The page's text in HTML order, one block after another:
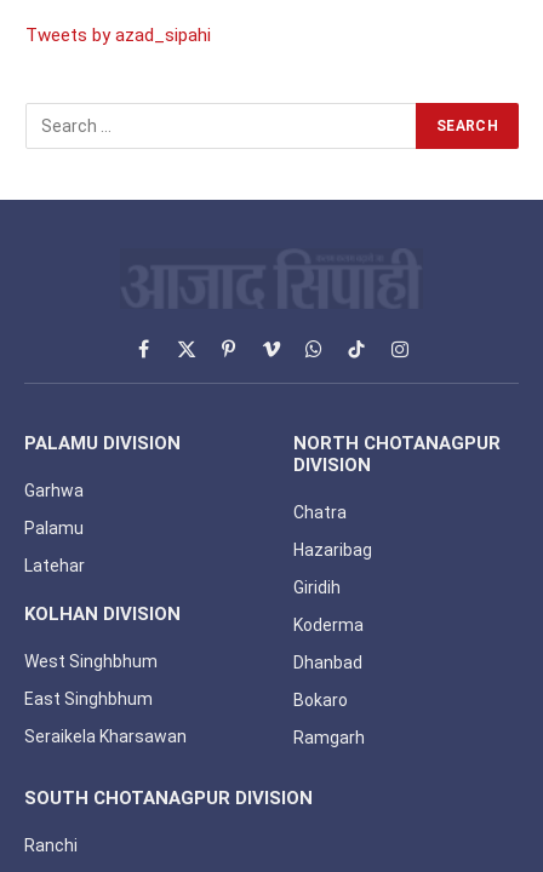
Tweets by azad_sipahi
Facebook
X
(Twitter)
PinterestVimeoWhatsApp
TikTokInstagram
PALAMU DIVISION
Garhwa
Palamu
Latehar
KOLHAN DIVISION
West Singhbhum
East Singhbhum
Seraikela Kharsawan
NORTH CHOTANAGPUR
DIVISION
Chatra
Hazaribag
Giridih
Koderma
Dhanbad
Bokaro
Ramgarh
SOUTH CHOTANAGPUR DIVISION
Ranchi